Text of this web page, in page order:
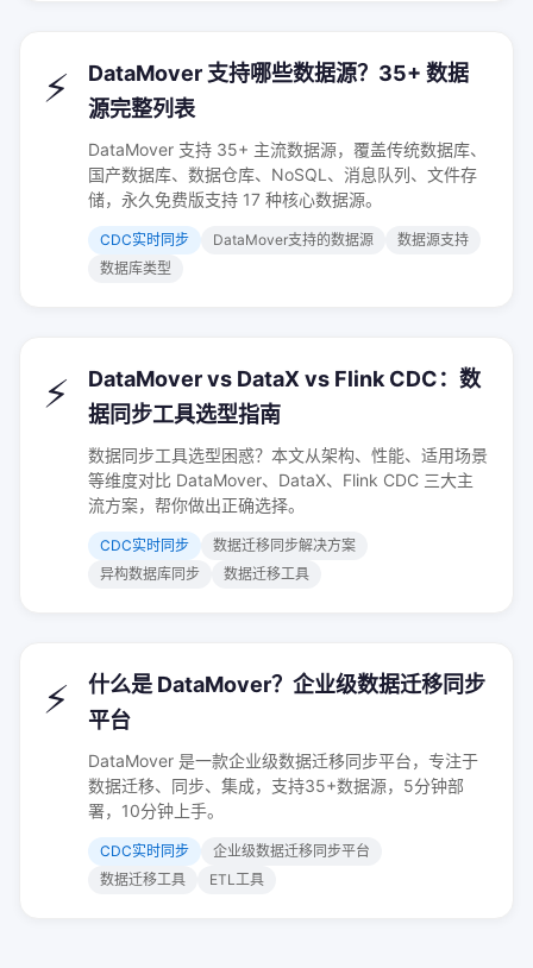
⚡
DataMover 支持哪些数据源？35+ 数据
源完整列表
DataMover 支持 35+ 主流数据源，覆盖传统数据库、
国产数据库、数据仓库、NoSQL、消息队列、文件存
储，永久免费版支持 17 种核心数据源。
CDC实时同步 DataMover支持的数据源
数据源支持
数据库类型
⚡
DataMover vs DataX vs Flink CDC：数
据同步工具选型指南
数据同步工具选型困惑？本文从架构、性能、适用场景
等维度对比 DataMover、DataX、Flink CDC 三大主
流方案，帮你做出正确选择。
CDC实时同步
数据迁移同步解决方案
异构数据库同步
数据迁移工具
⚡
什么是 DataMover？企业级数据迁移同步
平台
DataMover 是一款企业级数据迁移同步平台，专注于
数据迁移、同步、集成，支持35+数据源，5分钟部
署，10分钟上手。
CDC实时同步
企业级数据迁移同步平台
数据迁移工具
ETL工具